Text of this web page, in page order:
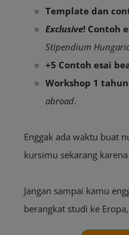
Template dan
Exclusive! Contoh
Stipendium
+5 Contoh esai
Workshop 1 tahun
abroad.
Enggak ada waktu buat
kursimu sekarang karena
Jangan sampai kamu
berangkat studi ke